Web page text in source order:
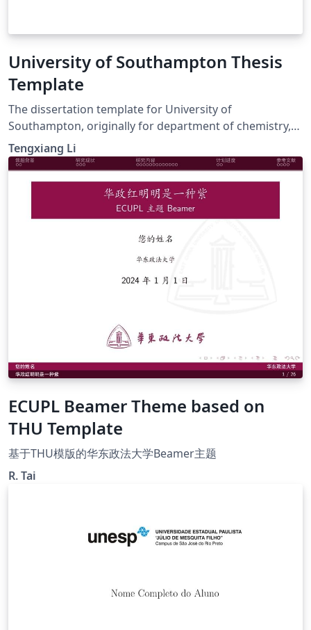
University of Southampton Thesis
Template
The dissertation template for University of
Southampton, originally for department of chemistry,
you can also change the ref style as you need. Good
luck : )
Tengxiang Li
ECUPL Beamer Theme based on
THU Template
基于THU模版的华东政法大学Beamer主题
R. Tai